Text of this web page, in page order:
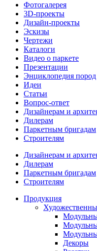
Фотогалерея
3D-проекты
Дизайн-проекты
Эскизы
Чертежи
Каталоги
Видео о паркете
Презентации
Энциклопедия пород
Идеи
Статьи
Вопрос-ответ
Дизайнерам и
Дилерам
Паркетным бригадам
Строителям
Дизайнерам и
Дилерам
Паркетным бригадам
Строителям
Продукция
Декоры